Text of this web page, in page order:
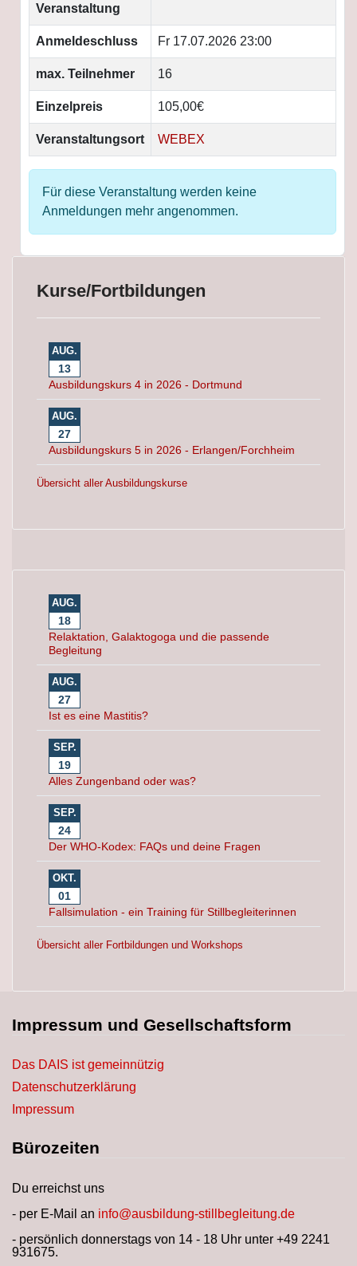
Veranstaltung
Anmeldeschluss Fr 17.07.2026 23:00
max. Teilnehmer 16
Einzelpreis 105,00€
Veranstaltungsort WEBEX
Für diese Veranstaltung werden keine
Anmeldungen mehr angenommen.
Kurse/Fortbildungen
AUG.
13
Ausbildungskurs 4 in 2026 - Dortmund
AUG.
27
Ausbildungskurs 5 in 2026 - Erlangen/Forchheim
Übersicht aller Ausbildungskurse
AUG.
18
Relaktation, Galaktogoga und die passende
Begleitung
AUG.
27
Ist es eine Mastitis?
SEP.
19
Alles Zungenband oder was?
SEP.
24
Der WHO-Kodex: FAQs und deine Fragen
OKT.
01
Fallsimulation - ein Training für Stillbegleiterinnen
Übersicht aller Fortbildungen und Workshops
Impressum und Gesellschaftsform
Das DAIS ist gemeinnützig
Datenschutzerklärung
Impressum
Bürozeiten
Du erreichst uns
- per E-Mail an info@ausbildung-stillbegleitung.de
- persönlich donnerstags von 14 - 18 Uhr unter +49 2241
931675.